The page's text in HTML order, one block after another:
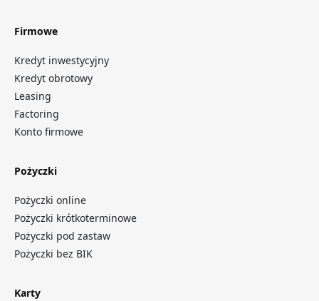
Firmowe
Kredyt inwestycyjny
Kredyt obrotowy
Leasing
Factoring
Konto firmowe
Pożyczki
Pożyczki online
Pożyczki krótkoterminowe
Pożyczki pod zastaw
Pożyczki bez BIK
Karty